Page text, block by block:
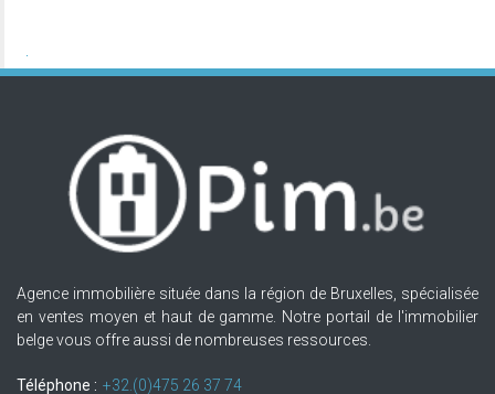
Agence immobilière située dans la région de Bruxelles, spécialisée
en ventes moyen et haut de gamme. Notre portail de l'immobilier
belge vous offre aussi de nombreuses ressources.
Téléphone : +32.(0)475 26 37 74